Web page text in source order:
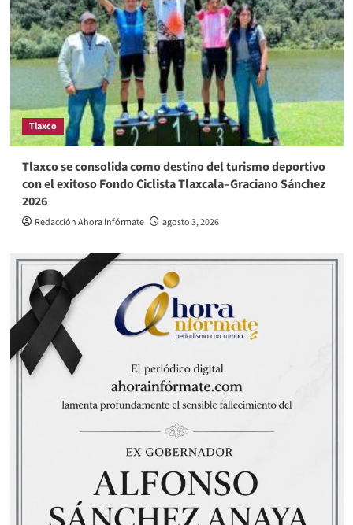
Tlaxco
Tlaxco se consolida como destino del turismo deportivo
con el exitoso Fondo Ciclista Tlaxcala–Graciano Sánchez
2026
Redacción Ahora Infórmate agosto 3, 2026